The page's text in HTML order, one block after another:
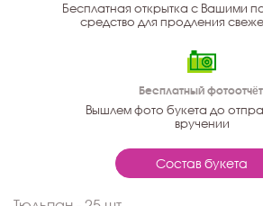
Бесплатная открытка с Вашими
средство для продления
Бесплатный
Вышлем фото букета до
вручении
Состав букета